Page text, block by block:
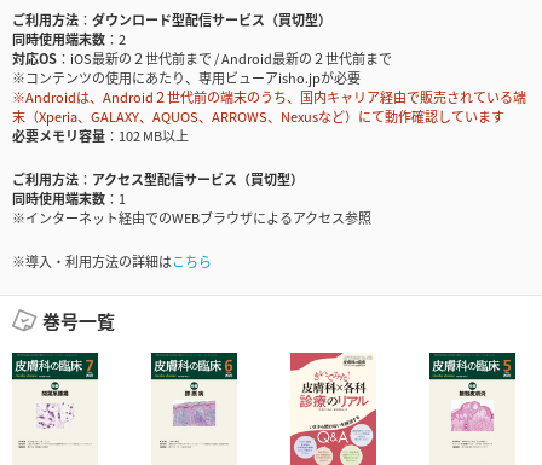
ご利用方法
ダウンロード型配信サービス（買切型）
同時使用端末数
2
対応OS
iOS最新の２世代前まで / Android最新の２世代前まで
※コンテンツの使用にあたり、専用ビューアisho.jpが必要
※Androidは、Android２世代前の端末のうち、国内キャリア経由で販売されている端
末（Xperia、GALAXY、AQUOS、ARROWS、Nexusなど）にて動作確認しています
必要メモリ容量
102 MB以上
ご利用方法
アクセス型配信サービス（買切型）
同時使用端末数
1
※インターネット経由でのWEBブラウザによるアクセス参照
※導入・利用方法の詳細はこちら
巻号一覧